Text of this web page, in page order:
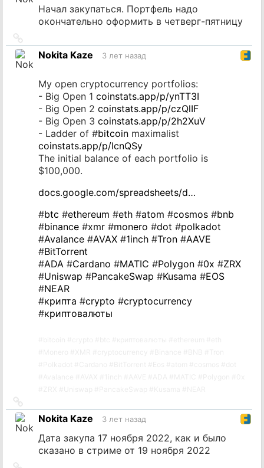
Начал закупаться. Портфель надо
окончательно оформить в четверг-пятницу
на
источник
Nokita Kaze 3 лет назад
My open cryptocurrency portfolios:
- Big Open 1 coinstats.app/p/ynTT3I
- Big Open 2 coinstats.app/p/czQlIF
- Big Open 3 coinstats.app/p/2h2XuV
- Ladder of #bitcoin maximalist
coinstats.app/p/IcnQSy
The initial balance of each portfolio is
$100,000.
docs.google.com/spreadsheets/d…
#btc #ethereum #eth #atom #cosmos #bnb
#binance #xmr #monero #dot #polkadot
#Avalance #AVAX #1inch #Tron #AAVE
#BitTorrent
#ADA #Cardano #MATIC #Polygon #0x #ZRX
#Uniswap #PancakeSwap #Kusama #EOS
#NEAR
#крипта #crypto #cryptocurrency
#криптовалюты
на
источник
Nokita Kaze 3 лет назад
Дата закупа 17 ноября 2022, как и было
сказано в стриме от 19 ноября 2022